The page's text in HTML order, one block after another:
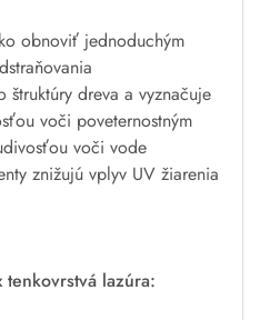
obnoviť jednoduchým
dreva a vyznačuje
voči poveternostným
voči vode
znižujú vplyv UV žiarenia
lazúra: